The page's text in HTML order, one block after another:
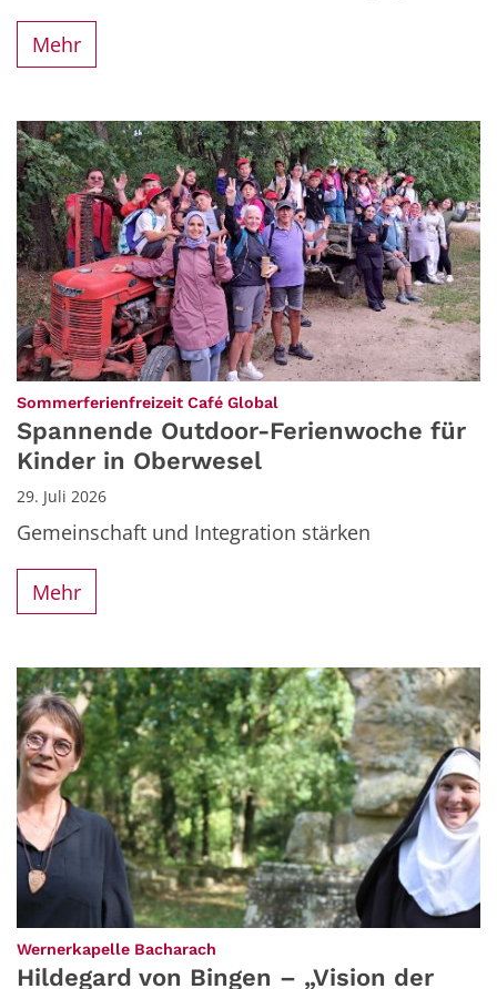
Mehr
Sommerferienfreizeit Café Global
Spannende Outdoor-Ferienwoche für
Kinder in Oberwesel
29. Juli 2026
Gemeinschaft und Integration stärken
Mehr
Wernerkapelle Bacharach
Hildegard von Bingen – „Vision der